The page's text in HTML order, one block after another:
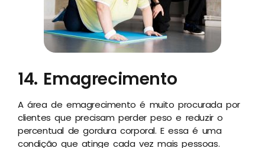
14. Emagrecimento
A área de emagrecimento é muito procurada por
clientes que precisam perder peso e reduzir o
percentual de gordura corporal. E essa é uma
condição que atinge cada vez mais pessoas.